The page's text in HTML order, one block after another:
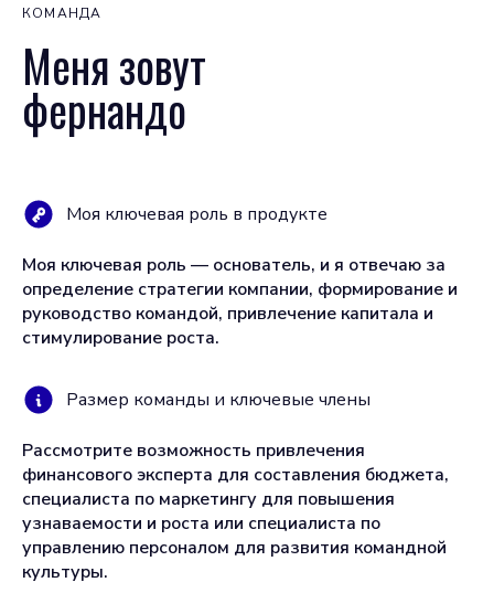
КОМАНДА
Меня зовут
фернандо
Моя ключевая роль в продукте
Моя ключевая роль — основатель, и я отвечаю за
определение стратегии компании, формирование и
руководство командой, привлечение капитала и
стимулирование роста.
Размер команды и ключевые члены
Рассмотрите возможность привлечения
финансового эксперта для составления бюджета,
специалиста по маркетингу для повышения
узнаваемости и роста или специалиста по
управлению персоналом для развития командной
культуры.